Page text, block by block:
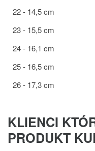
22 - 14,5 cm
23 - 15,5 cm
24 - 16,1 cm
25 - 16,5 cm
26 - 17,3 cm
KLIENCI
PRODUKT